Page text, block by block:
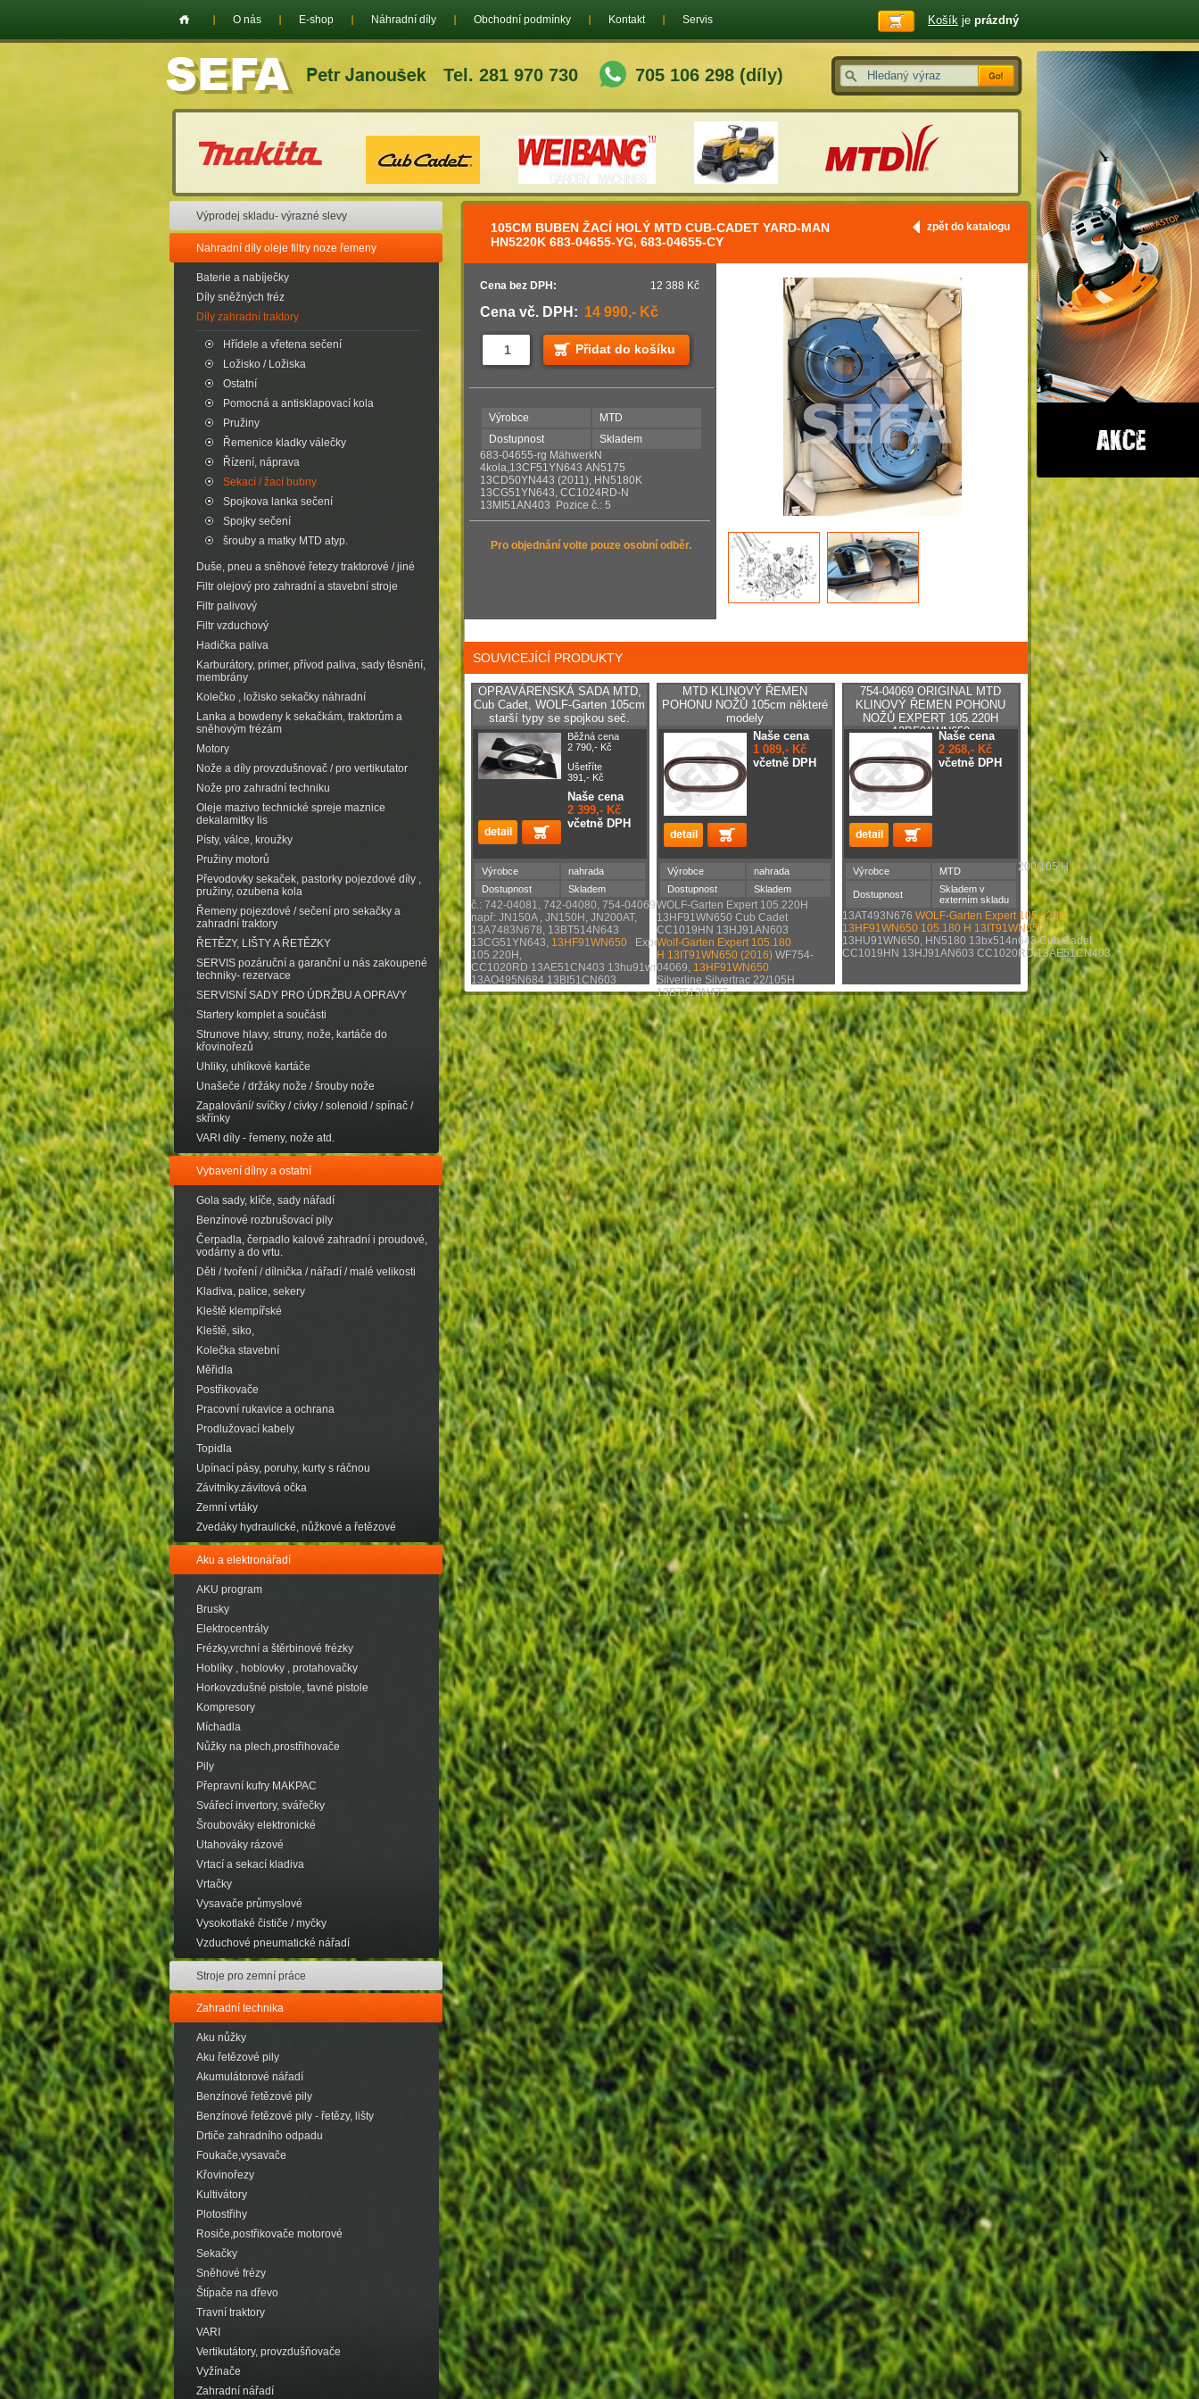
Tel. 281 970 730 705 106 298 (díly)
O nás E-shop Náhradní díly Obchodní podmínky Kontakt Servis Košík je prázdný
Výprodej skladu- výrazné slevy
Nahradní díly oleje filtry noze řemeny
Baterie a nabíječky
Díly sněžných fréz
Díly zahradní traktory
Hřídele a vřetena sečení
Ložisko / Ložiska
Ostatní
Pomocná a antisklapovací kola
Pružiny
Řemenice kladky válečky
Řízení, náprava
Sekací / žací bubny
Spojkova lanka sečení
Spojky sečení
šrouby a matky MTD atyp.
Duše, pneu a sněhové řetezy traktorové / jiné
Filtr olejový pro zahradní a stavební stroje
Filtr palivový
Filtr vzduchový
Hadička paliva
Karburátory, primer, přívod paliva, sady těsnění,
membrány
Kolečko , ložisko sekačky náhradní
Lanka a bowdeny k sekačkám, traktorům a
sněhovým frézám
Motory
Nože a díly provzdušnovač / pro vertikutator
Nože pro zahradní techniku
Oleje mazivo technické spreje maznice
dekalamitky lis
Písty, válce, kroužky
Pružiny motorů
Převodovky sekaček, pastorky pojezdové díly ,
pružiny, ozubena kola
Řemeny pojezdové / sečení pro sekačky a
zahradní traktory
ŘETĚZY, LIŠTY A ŘETĚZKY
SERVIS pozáruční a garanční u nás zakoupené
techniky- rezervace
SERVISNÍ SADY PRO ÚDRŽBU A OPRAVY
Startery komplet a součásti
Strunove hlavy, struny, nože, kartáče do
křovinořezů
Uhliky, uhlíkové kartáče
Unašeče / držáky nože / šrouby nože
Zapalování/ svíčky / cívky / solenoid / spínač /
skřínky
VARI díly - řemeny, nože atd.
Vybavení dílny a ostatní
Gola sady, klíče, sady nářadí
Benzínové rozbrušovací pily
Čerpadla, čerpadlo kalové zahradní i proudové,
vodárny a do vrtu.
Děti / tvoření / dílnička / nářadí / malé velikosti
Kladiva, palice, sekery
Kleště klempířské
Kleště, siko,
Kolečka stavební
Měřidla
Postřikovače
Pracovní rukavice a ochrana
Prodlužovací kabely
Topidla
Upínací pásy, poruhy, kurty s ráčnou
Závitníky.závitová očka
Zemní vrtáky
Zvedáky hydraulické, nůžkové a řetězové
Aku a elektronářadí
AKU program
Brusky
Elektrocentrály
Frézky,vrchní a štěrbinové frézky
Hoblíky , hoblovky , protahovačky
Horkovzdušné pistole, tavné pistole
Kompresory
Míchadla
Nůžky na plech,prostřihovače
Pily
Přepravní kufry MAKPAC
Svářecí invertory, svářečky
Šroubováky elektronické
Utahováky rázové
Vrtací a sekací kladiva
Vrtačky
Vysavače průmyslové
Vysokotlaké čističe / myčky
Vzduchové pneumatické nářadí
Stroje pro zemní práce
Zahradní technika
Aku nůžky
Aku řetězové pily
Akumulátorové nářadí
Benzínové řetězové pily
Benzínové řetězové pily - řetězy, lišty
Drtiče zahradního odpadu
Foukače,vysavače
Křovinořezy
Kultivátory
Plotostřihy
Rosiče,postřikovače motorové
Sekačky
Sněhové frézy
Štípače na dřevo
Travní traktory
VARI
Vertikutátory, provzdušňovače
Vyžínače
Zahradní nářadí
zpět do katalogu
105CM BUBEN ŽACÍ HOLÝ MTD CUB-CADET YARD-MAN
HN5220K 683-04655-YG, 683-04655-CY
Cena bez DPH: 12 388 Kč
Cena vč. DPH: 14 990,- Kč
Přidat do košíku
Výrobce
MTD
Dostupnost
Skladem
683-04655-rg MähwerkN
4kola,13CF51YN643 AN5175
13CD50YN443 (2011), HN5180K
13CG51YN643, CC1024RD-N
13MI51AN403 Pozice č.: 5
Pro objednání volte pouze osobní odběr.
SOUVICEJÍCÍ PRODUKTY
OPRAVÁRENSKÁ SADA MTD,
Cub Cadet, WOLF-Garten 105cm
starší typy se spojkou seč.
Běžná cena
2 790,- Kč
Ušetříte
391,- Kč
Naše cena
2 399,- Kč
včetně DPH
Výrobce
nahrada
Dostupnost
Skladem
č.: 742-04081, 742-04080, 754-04069
např: JN150A , JN150H, JN200AT,
13A7483N678, 13BT514N643
13CG51YN643, 13HF91WN650
Expert
105.220H,
CC1020RD 13AE51CN403 13hu91wn650
13AO495N684 13BI51CN603
MTD KLINOVÝ ŘEMEN
POHONU NOŽŮ 105cm některé
modely
Naše cena
1 089,- Kč
včetně DPH
Výrobce
nahrada
Dostupnost
Skladem
WOLF-Garten Expert 105.220H
13HF91WN650 Cub Cadet
CC1019HN 13HJ91AN603
Wolf-Garten Expert 105.180
H 13IT91WN650 (2016) WF754-
04069, 13HF91WN650
Silverline Silvertrac 22/105H
13B7513N477
754-04069 ORIGINAL MTD
KLINOVÝ ŘEMEN POHONU
NOŽŮ EXPERT 105.220H
13BF91WN650
Naše cena
2 268,- Kč
včetně DPH
Výrobce MTD
Dostupnost
Skladem v
externím skladu
200/105 H
13AT493N676 WOLF-Garten Expert 105.220H
13HF91WN650 105.180 H 13IT91WN650
13HU91WN650, HN5180 13bx514n643 Cub Cadet
CC1019HN 13HJ91AN603 CC1020RD 13AE51CN403